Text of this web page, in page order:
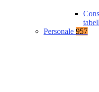
Personale 957